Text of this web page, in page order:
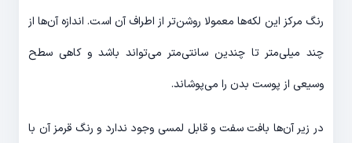
رنگ مرکز این لکه‌ها معمولا روشن‌تر از اطراف آن است. اندازه آن‌ها از
چند میلی‌متر تا چندین سانتی‌متر می‌تواند باشد و کاهی سطح
وسیعی از پوست بدن را می‌پوشاند.
در زیر آن‌ها بافت سفت و قابل لمسی وجود ندارد و رنگ قرمز آن با